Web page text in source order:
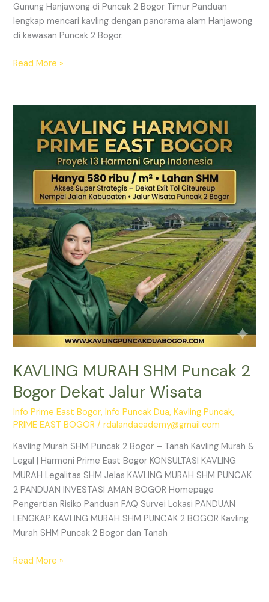
Gunung Hanjawong di Puncak 2 Bogor Timur Panduan
lengkap mencari kavling dengan panorama alam Hanjawong
di kawasan Puncak 2 Bogor.
Read More »
KAVLING MURAH SHM Puncak 2
Bogor Dekat Jalur Wisata
Info Prime East Bogor,Info Puncak Dua,Kavling Puncak,
PRIME EAST BOGOR /rdalandacademy@gmail.com
Kavling Murah SHM Puncak 2 Bogor – Tanah Kavling Murah &
Legal | Harmoni Prime East Bogor KONSULTASI KAVLING
MURAH Legalitas SHM Jelas KAVLING MURAH SHM PUNCAK
2 PANDUAN INVESTASI AMAN BOGOR Homepage
Pengertian Risiko Panduan FAQ Survei Lokasi PANDUAN
LENGKAP KAVLING MURAH SHM PUNCAK 2 BOGOR Kavling
Murah SHM Puncak 2 Bogor dan Tanah
Puncak
Jalur
Wisata
Read More »